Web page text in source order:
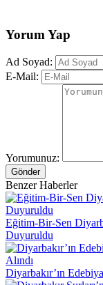
Yorum Yap
Ad Soyad:
E-Mail:
Yorumunuz:
Gönder
Benzer Haberler
Eğitim-Bir-Sen
Duyuruldu
Diyarbakır’ın